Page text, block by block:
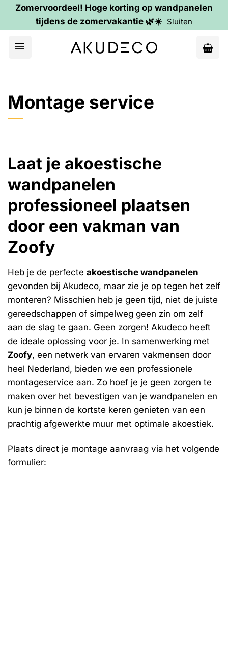
Zomervoordeel! Hoge korting op wandpanelen
tijdens de zomervakantie 🌿☀️ Sluiten
naar
Montage service
Laat je akoestische
wandpanelen
professioneel plaatsen
door een vakman van
Zoofy
Heb je de perfecte akoestische wandpanelen
gevonden bij Akudeco, maar zie je op tegen het zelf
monteren? Misschien heb je geen tijd, niet de juiste
gereedschappen of simpelweg geen zin om zelf
aan de slag te gaan. Geen zorgen! Akudeco heeft
de ideale oplossing voor je. In samenwerking met
Zoofy, een netwerk van ervaren vakmensen door
heel Nederland, bieden we een professionele
montageservice aan. Zo hoef je je geen zorgen te
maken over het bevestigen van je wandpanelen en
kun je binnen de kortste keren genieten van een
prachtig afgewerkte muur met optimale akoestiek.
Plaats direct je montage aanvraag via het volgende
formulier: